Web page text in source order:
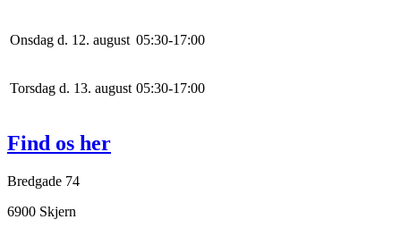
Onsdag d. 12. august 05:30-17:00
Torsdag d. 13. august 05:30-17:00
Find os her
Bredgade 74
6900 Skjern